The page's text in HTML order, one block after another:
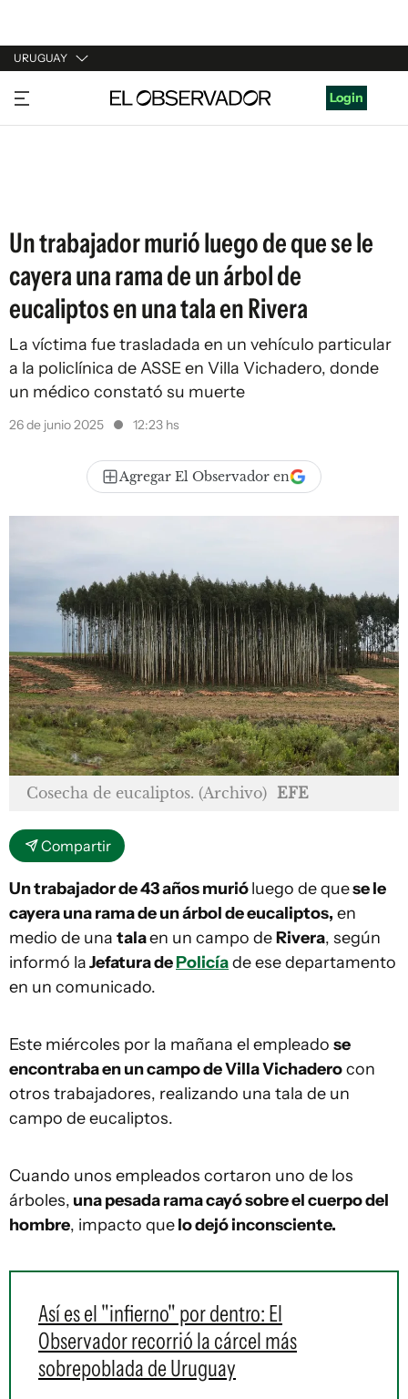
URUGUAY
URUGUAY
ARGENTINA
Login
Un trabajador murió luego de que se le
cayera una rama de un árbol de
eucaliptos en una tala en Rivera
La víctima fue trasladada en un vehículo particular
a la policlínica de ASSE en Villa Vichadero, donde
un médico constató su muerte
26 de junio 2025 12:23 hs
Agregar El Observador en
Cosecha de eucaliptos. (Archivo) EFE
Compartir
Un trabajador de 43 años murióluego de quese le
cayera una rama de un árbol de eucaliptos, en
medio de una talaen un campo deRivera, según
informó laJefatura dePolicíade ese departamento
en un comunicado.
Este miércoles por la mañana el empleado se
encontraba en un campo de Villa Vichaderocon
otros trabajadores, realizando una tala de un
campo de eucaliptos.
Cuando unos empleados cortaron uno de los
árboles, una pesada rama cayó sobre el cuerpo del
hombre, impacto quelo dejó inconsciente.
Así es el "infierno" por dentro: El
Observador recorrió la cárcel más
sobrepoblada de Uruguay